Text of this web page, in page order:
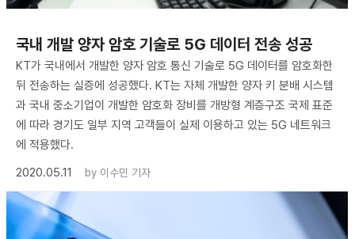
국내 개발 양자 암호 기술로 5G 데이터 전송 성공
KT가 국내에서 개발한 양자 암호 통신 기술로 5G 데이터를 암호화한
뒤 전송하는 실증에 성공했다. KT는 자체 개발한 양자 키 분배 시스템
과 국내 중소기업이 개발한 암호화 장비를 개방형 계층구조 국제 표준
에 따라 경기도 일부 지역 고객들이 실제 이용하고 있는 5G 네트워크
에 적용했다.
2020.05.11
by 이수민 기자